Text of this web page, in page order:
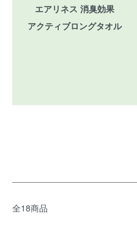
エアリネス 消臭効果
アクティブロングタオル
全18商品